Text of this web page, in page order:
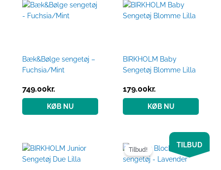
Bæk&Bølge sengetøj –
Fuchsia/Mint
749.00kr.
KØB NU
BIRKHOLM Baby
Sengetøj Blomme Lilla
179.00kr.
KØB NU
TILBUD
Tilbud!
Den
oprindelige
pris
Den
aktuelle
pris